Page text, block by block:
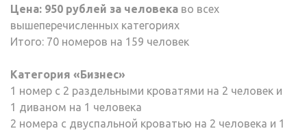
Цена: 950 рублей за человека во всех
вышеперечисленных категориях
Итого: 70 номеров на 159 человек
Категория «Бизнес»
1 номер с 2 раздельными кроватями на 2 человек и
1 диваном на 1 человека
2 номера с двуспальной кроватью на 2 человека и 1